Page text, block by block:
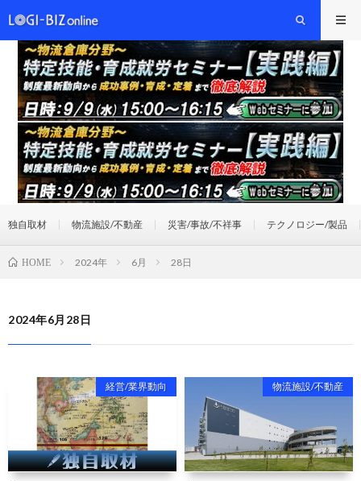
独自取材 物流施設/不動産 災害/事故/不祥事 テクノロジー/製品
HOME 2024年 6月 28日
2024年6月28日
経営/業界動向 物流施設/不動産